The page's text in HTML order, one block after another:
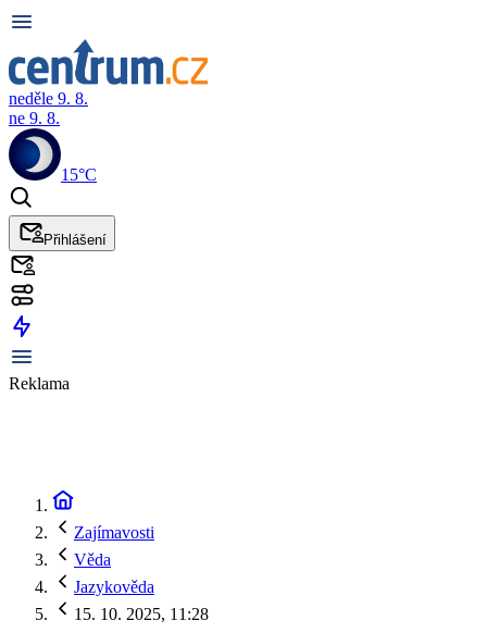
neděle 9. 8.
ne 9. 8.
15°C
Přihlášení
Reklama
Zajímavosti
Věda
Jazykověda
15. 10. 2025, 11:28